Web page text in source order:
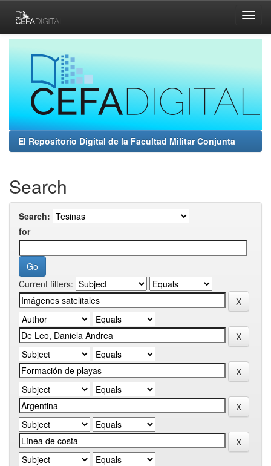
navigation
El Repositorio Digital de la Facultad Militar Conjunta
Search
Search:
for
Current filters: